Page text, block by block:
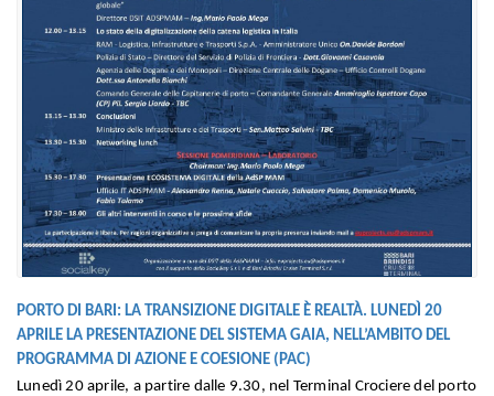
PORTO DI BARI: LA TRANSIZIONE DIGITALE È REALTÀ. LUNEDÌ 20
APRILE LA PRESENTAZIONE DEL SISTEMA GAIA, NELL’AMBITO DEL
PROGRAMMA DI AZIONE E COESIONE (PAC)
Lunedì 20 aprile, a partire dalle 9.30, nel Terminal Crociere del porto